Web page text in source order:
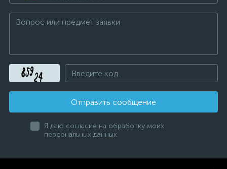
Отправить сообщение
Я даю согласие на обработку моих
персональных данных